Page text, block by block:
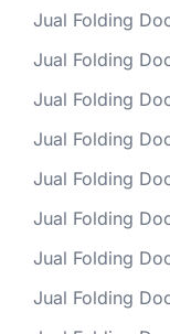
Jual Folding
Jual Folding
Jual Folding
Jual Folding
Jual Folding
Jual Folding
Jual Folding
Jual Folding